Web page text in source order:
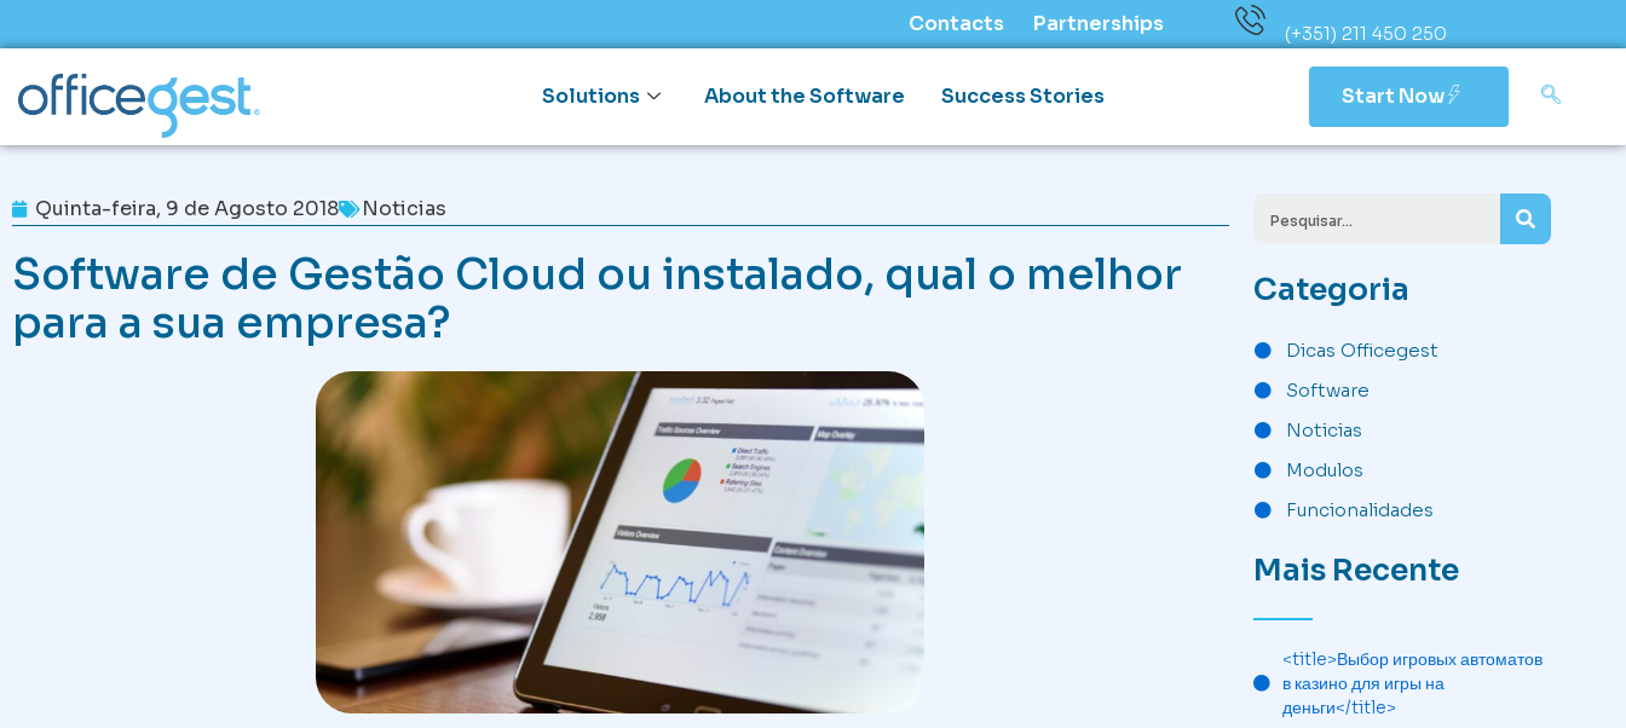
to
content
Contacts Partnerships (+351) 211 450 250
Solutions About the Software Success Stories Start Now
Quinta-feira, 9 de Agosto 2018 Noticias
Software de Gestão Cloud ou instalado, qual o melhor
para a sua empresa?
Search
Categoria
Dicas Officegest
Software
Noticias
Modulos
Funcionalidades
Mais Recente
<title>Выбор игровых автоматов
в казино для игры на
деньги</title>